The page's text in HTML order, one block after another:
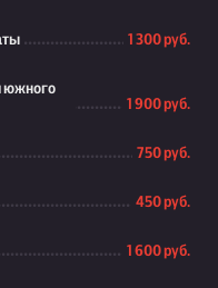
1 300 руб.
южного
1 900 руб.
750 руб.
450 руб.
1 600 руб.